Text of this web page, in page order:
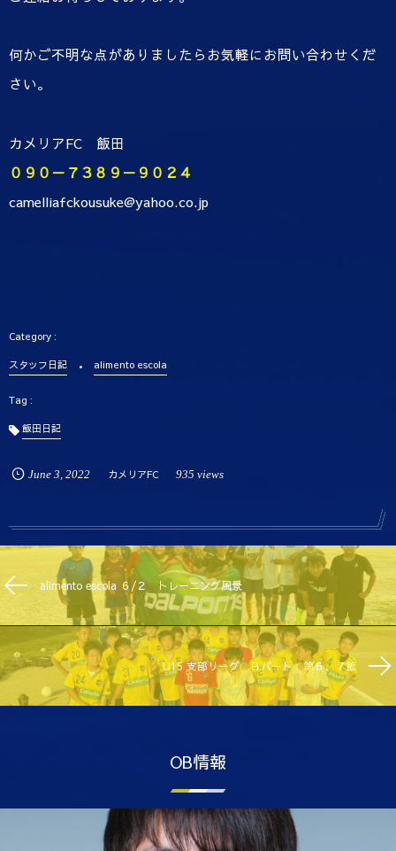
何かご不明な点がありましたらお気軽にお問い合わせくだ
さい。
カメリアFC 飯田
０９０－７３８９－９０２４
camelliafckousuke@yahoo.co.jp
スタッフ日記 alimento escola
飯田日記
June 3 2022 カメリアFC 935 views
alimento escola ６/２ トレーニング風景
U15 支部リーグ Ｂパート 第６、７節
OB情報